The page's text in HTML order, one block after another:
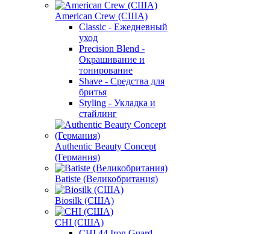
American Crew (США)
Classic - Ежедневный
уход
Precision Blend -
Окрашивание и
тонирование
Shave - Средства для
бритья
Styling - Укладка и
стайлинг
Authentic Beauty Concept
(Германия)
Batiste (Великобритания)
Biosilk (США)
CHI (США)